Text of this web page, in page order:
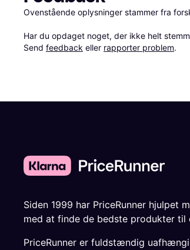
Ovenstående oplysninger stammer fra
Har du opdaget noget, der ikke helt
Send feedback eller rapporter problem.
Siden 1999 har PriceRunner hjulpet
med at finde de bedste produkter til
PriceRunner er fuldstændig